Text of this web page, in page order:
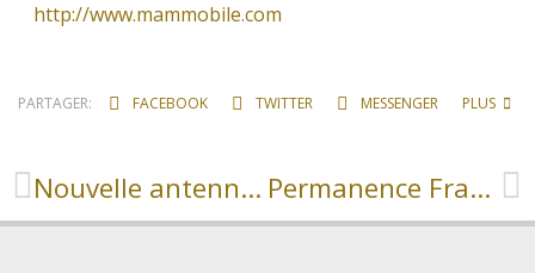
http://www.mammobile.com
PARTAGER: FACEBOOK TWITTER MESSENGER PLUS
Nouvelle antenne dans la commune Permanence France Services des avant-monts .